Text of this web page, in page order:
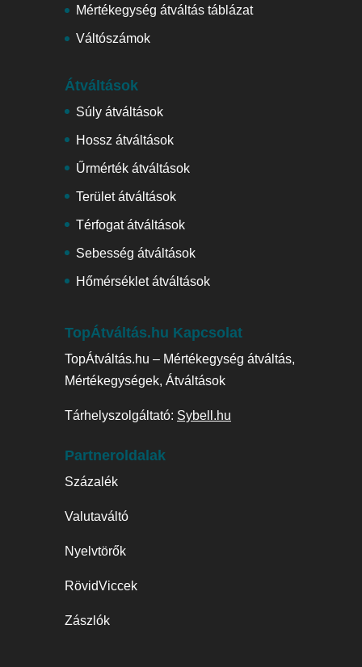
Mértékegység átváltás táblázat
Váltószámok
Átváltások
Súly átváltások
Hossz átváltások
Űrmérték átváltások
Terület átváltások
Térfogat átváltások
Sebesség átváltások
Hőmérséklet átváltások
TopÁtváltás.hu Kapcsolat
TopÁtváltás.hu – Mértékegység átváltás,
Mértékegységek, Átváltások
Tárhelyszolgáltató: Sybell.hu
Partneroldalak
Százalék
Valutaváltó
Nyelvtörők
RövidViccek
Zászlók